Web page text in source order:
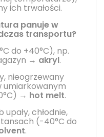
ich trwałości.
panuje w
transportu?
do +40°C), np.
→ akryl.
nieogrzewany
umiarkowanym
→ hot melt.
chłodnie,
(-40°C do
.